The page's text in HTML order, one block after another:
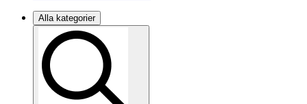
Alla kategorier